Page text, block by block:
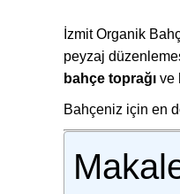
İzmit Organik
peyzaj
bahçe toprağı ve
Bahçeniz için en